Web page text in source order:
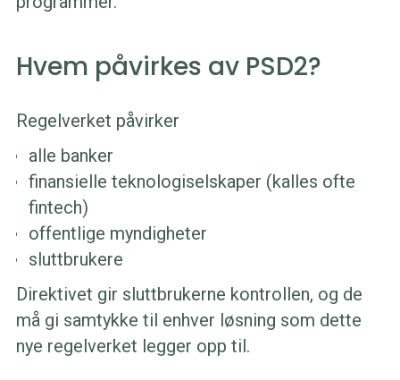
Hvem påvirkes av PSD2?
Regelverket påvirker
alle banker
finansielle teknologiselskaper (kalles ofte
fintech)
offentlige myndigheter
sluttbrukere
Direktivet gir sluttbrukerne kontrollen, og de
må gi samtykke til enhver løsning som dette
nye regelverket legger opp til.